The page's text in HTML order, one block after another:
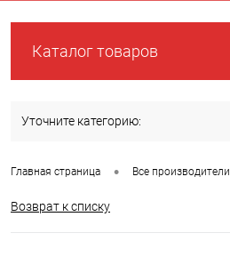
Каталог товаров
Уточните категорию:
Главная страница • Все производители
Возврат к списку